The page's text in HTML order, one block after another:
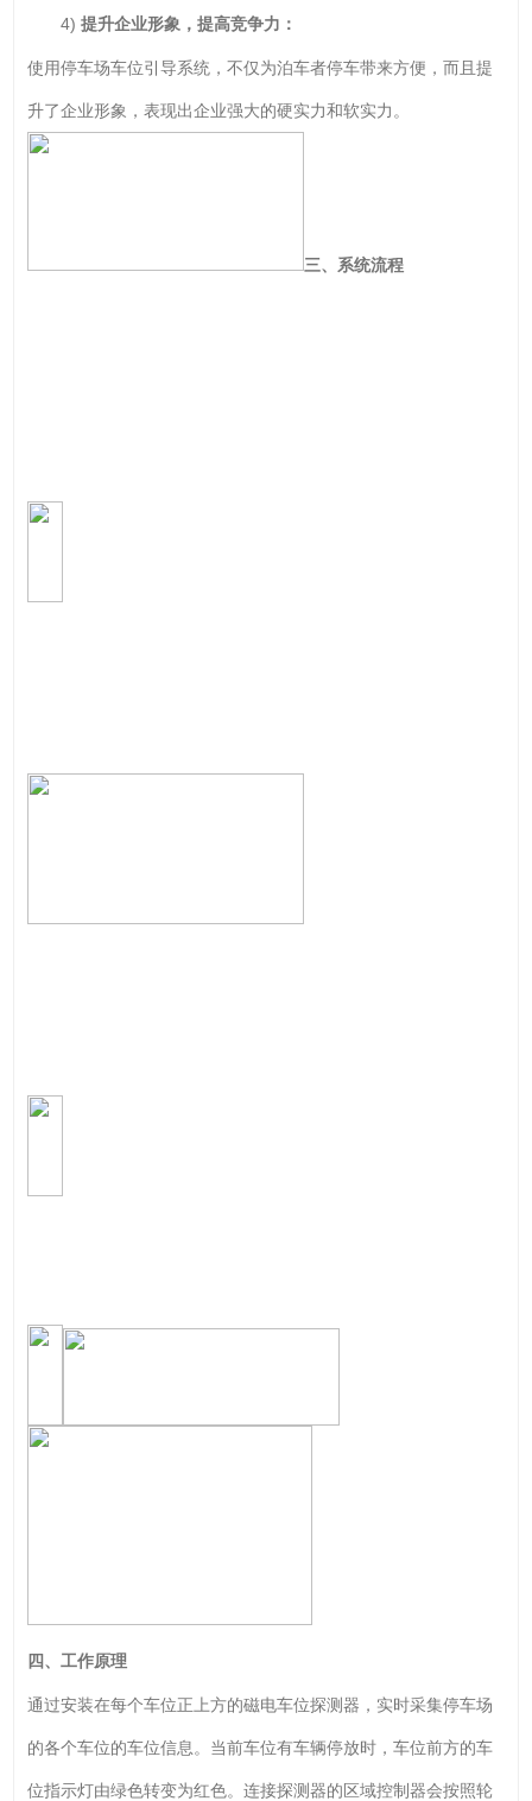
4)提升企业形象，提高竞争力：
使用停车场车位引导系统，不仅为泊车者停车带来方便，而且提
升了企业形象，表现出企业强大的硬实力和软实力。
三、系统流程
四、工作原理
通过安装在每个车位正上方的磁电车位探测器，实时采集停车场
的各个车位的车位信息。当前车位有车辆停放时，车位前方的车
位指示灯由绿色转变为红色。连接探测器的区域控制器会按照轮